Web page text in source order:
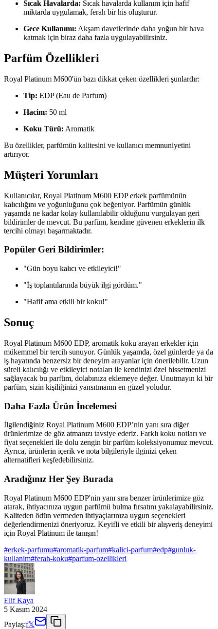
Sıcak Havalarda: Sıcak havalarda kullanım için hafif
miktarda uygulamak, ferah bir his oluşturur.
Gece Kullanımı: Akşam davetlerinde daha yoğun bir hava
katmak için biraz daha fazla uygulayabilirsiniz.
Parfüm Özellikleri
Royal Platinum M600'ün bazı dikkat çeken özellikleri şunlardır:
Tip: EDP (Eau de Parfum)
Hacim: 50 ml
Koku Türü: Aromatik
Bu özellikler, parfümün kalitesini ve kullanıcı memnuniyetini
artırıyor.
Müşteri Yorumları
Kullanıcılar, Royal Platinum M600 EDP erkek parfümünün
kalıcılığını ve yoğunluğunu çok beğeniyor. Parfümün günlük
yaşamda ne kadar kolay kullanılabilir olduğunu vurgulayan geri
bildirimler de mevcut. Bu parfüm, kendine güvenen erkeklerin ilk
tercihi olmayı başarmaktadır.
Popüler Geri Bildirimler:
"Gün boyu kalıcı ve etkileyici!"
"İş toplantılarında büyük ilgi gördüm."
"Hafif ama etkili bir koku!"
Sonuç
Royal Platinum M600 EDP, aromatik koku arayan erkekler için
mükemmel bir tercih sunuyor. Günlük yaşamda, özel günlerde ya da
iş hayatında benzersiz bir deneyim arayanlar için önerilebilir. Uzun
süreli kalıcılığı ve etkileyici notaları ile kendinizi özel hissetmenizi
sağlayacak bu parfüm, dolabınıza eklemeye değer. Unutmayın ki bir
parfüm, sizin kişiliğinizi yansıtmanın en güzel yoludur.
Daha Fazla Ürün İncelemesi
İlgilendiğiniz Royal Platinum M600 EDP’nin yanı sıra diğer
ürünlerimize de göz atmanızı tavsiye ederiz. Farklı koku notları ve
fiyat seçenekleri ile dolu zengin bir parfüm koleksiyonumuz mevcut.
Ayrıca, ürünlerin içerik ve nota bilgileriyle ilginizi çeken
alternatifleri keşfedebilirsiniz.
Aradığınız Her Şey Burada
Royal Platinum M600 EDP'nin yanı sıra benzer ürünlerimize göz
atarak, ihtiyacınıza uygun parfümü bulma fırsatını yakalayabilirsiniz.
Kaliteden ödün vermeden ihtiyaçlarınıza uygun seçenekleri
değerlendirmenizi öneriyoruz. Keyifli ve etkili bir alışveriş deneyimi
için Royal Platinum ile tanışın!
#erkek-parfumu#aromatik-parfum#kalici-parfum#edp#gunluk-
kullanim#ferah-koku#parfum-ozellikleri
Elif Kaya
5 Kasım 2024
Paylaş:f𝕏